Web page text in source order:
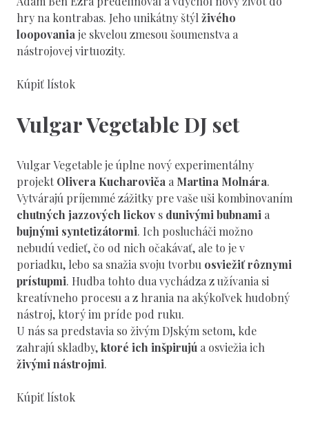
hry na kontrabas. Jeho unikátny štýl živého
loopovania je skvelou zmesou šoumenstva a
nástrojovej virtuozity.
Kúpiť lístok
Vulgar Vegetable DJ set
Vulgar Vegetable je úplne nový experimentálny
projekt Olivera Kucharoviča a Martina Molnára.
Vytvárajú príjemmé zážitky pre vaše uši kombinovaním
chutných jazzových lickov s dunivými bubnami a
bujnými syntetizátormi. Ich poslucháči možno
nebudú vedieť, čo od nich očakávať, ale to je v
poriadku, lebo sa snažia svoju tvorbu osviežiť rôznymi
prístupmi. Hudba tohto dua vychádza z užívania si
kreatívneho procesu a z hrania na akýkoľvek hudobný
nástroj, ktorý im príde pod ruku.
U nás sa predstavia so živým DJským setom, kde
zahrajú skladby,ktoré ich inšpirujú a osviežia ich
živými nástrojmi.
Kúpiť lístok